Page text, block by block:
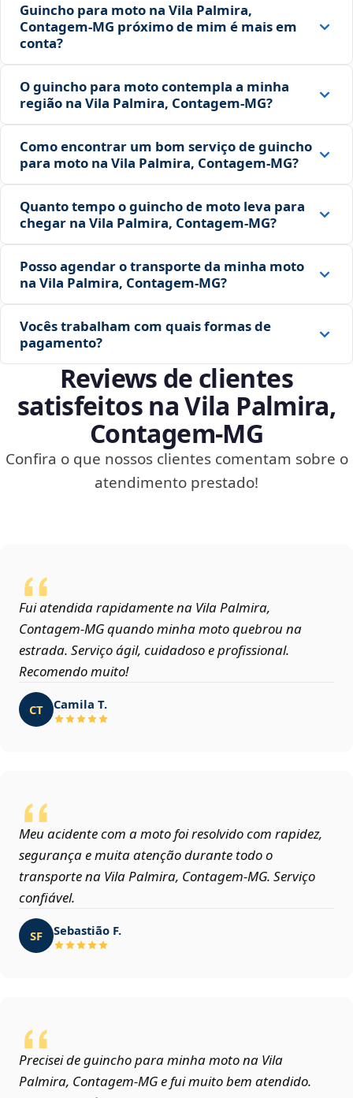
Guincho para moto na Vila Palmira,
Contagem‑MG próximo de mim é mais em
conta?
O guincho para moto contempla a minha
região na Vila Palmira, Contagem‑MG?
Como encontrar um bom serviço de guincho
para moto na Vila Palmira, Contagem‑MG?
Quanto tempo o guincho de moto leva para
chegar na Vila Palmira, Contagem‑MG?
Posso agendar o transporte da minha moto
na Vila Palmira, Contagem‑MG?
Vocês trabalham com quais formas de
pagamento?
Reviews de clientes
satisfeitos na Vila Palmira,
Contagem‑MG
Confira o que nossos clientes comentam sobre o
atendimento prestado!
Fui atendida rapidamente na Vila Palmira,
Contagem‑MG quando minha moto quebrou na
estrada. Serviço ágil, cuidadoso e profissional.
Recomendo muito!
CT Camila T.
Meu acidente com a moto foi resolvido com rapidez,
segurança e muita atenção durante todo o
transporte na Vila Palmira, Contagem‑MG. Serviço
confiável.
SF Sebastião F.
Precisei de guincho para minha moto na Vila
Palmira, Contagem‑MG e fui muito bem atendido.